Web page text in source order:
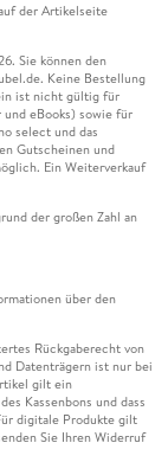
der Artikelseite
Sie können den
Keine Bestellung
ist nicht gültig für
eBooks) sowie für
select und das
Gutscheinen und
Ein Weiterverkauf
der großen Zahl an
über den
Rückgaberecht von
Datenträgern ist nur bei
gilt ein
Kassenbons und dass
digitale Produkte gilt
Sie Ihren Widerruf